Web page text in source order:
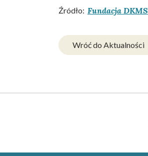
Źródło: Fundacja DKMS
Wróć do Aktualności